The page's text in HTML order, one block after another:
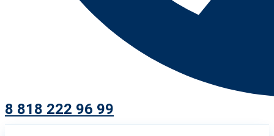
8 818 222 96 99​